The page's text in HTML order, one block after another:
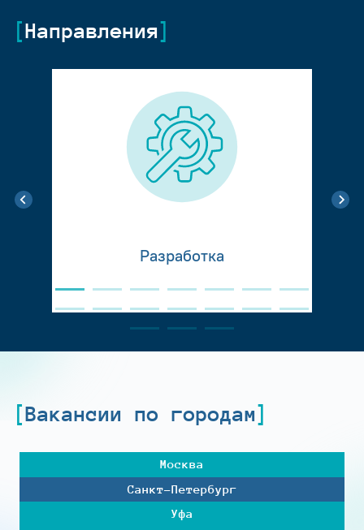
Направления
Разработка
Вакансии по городам
Москва
Санкт-Петербург
Уфа